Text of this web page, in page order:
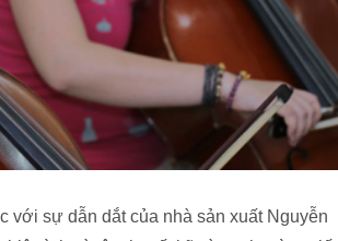
với sự dẫn dắt của nhà sản xuất Nguyễn